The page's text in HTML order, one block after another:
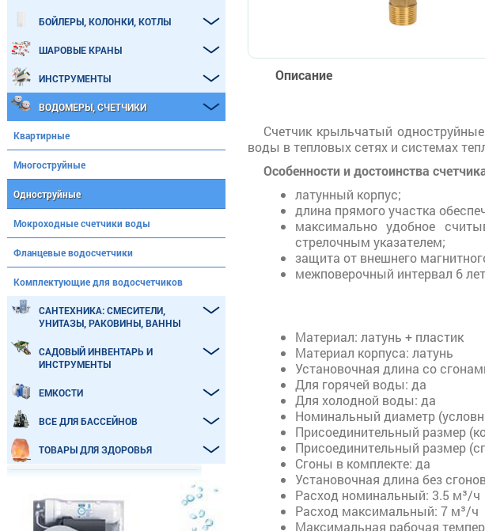
Описание
Счетчик крыльчатый
воды в тепловых сетях и системах
Особенности и достоинства
латунный корпус;
длина прямого участка
максимально удобное
стрелочным указателем;
защита от внешнего
межповерочный интервал 6
Материал: латунь + пластик
Материал корпуса: латунь
Установочная длина со
Для горячей воды: да
Для холодной воды: да
Номинальный диаметр
Присоединительный размер
Присоединительный размер
Сгоны в комплекте: да
Установочная длина без
Расход номинальный: 3.5 м³/ч
Расход максимальный: 7 м³/ч
Максимальная рабочая
БОЙЛЕРЫ, КОЛОНКИ, КОТЛЫ
ШАРОВЫЕ КРАНЫ
ИНСТРУМЕНТЫ
ВОДОМЕРЫ, СЧЕТЧИКИ
Квартирные
Многоструйные
Одноструйные
Мокроходные счетчики воды
Фланцевые водосчетчики
Комплектующие для водосчетчиков
САНТЕХНИКА: СМЕСИТЕЛИ,
УНИТАЗЫ, РАКОВИНЫ, ВАННЫ
САДОВЫЙ ИНВЕНТАРЬ И
ИНСТРУМЕНТЫ
ЕМКОСТИ
ВСЕ ДЛЯ БАССЕЙНОВ
ТОВАРЫ ДЛЯ ЗДОРОВЬЯ